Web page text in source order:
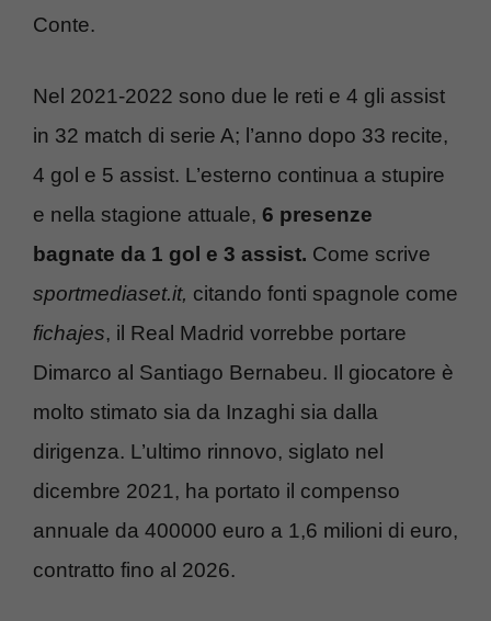
Conte.
Nel 2021-2022 sono due le reti e 4 gli assist
in 32 match di serie A; l’anno dopo 33 recite,
4 gol e 5 assist. L’esterno continua a stupire
e nella stagione attuale, 6 presenze
bagnate da 1 gol e 3 assist. Come scrive
sportmediaset.it, citando fonti spagnole come
fichajes, il Real Madrid vorrebbe portare
Dimarco al Santiago Bernabeu. Il giocatore è
molto stimato sia da Inzaghi sia dalla
dirigenza. L’ultimo rinnovo, siglato nel
dicembre 2021, ha portato il compenso
annuale da 400000 euro a 1,6 milioni di euro,
contratto fino al 2026.